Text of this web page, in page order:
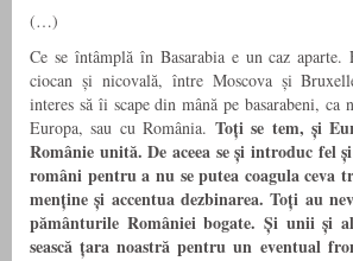
(…)
Ce se întâmplă în Basarabia e un caz
ciocan și nicovală, între Moscova și
interes să îi scape din mână pe basarabeni, ca
Europa, sau cu România. Toți se tem, și
Românie unită. De aceea se și introduc fel
români pentru a nu se putea coagula ceva
menține și accentua dezbinarea. Toți au
pământurile României bogate. Și unii și
sească țara noastră pentru un eventual